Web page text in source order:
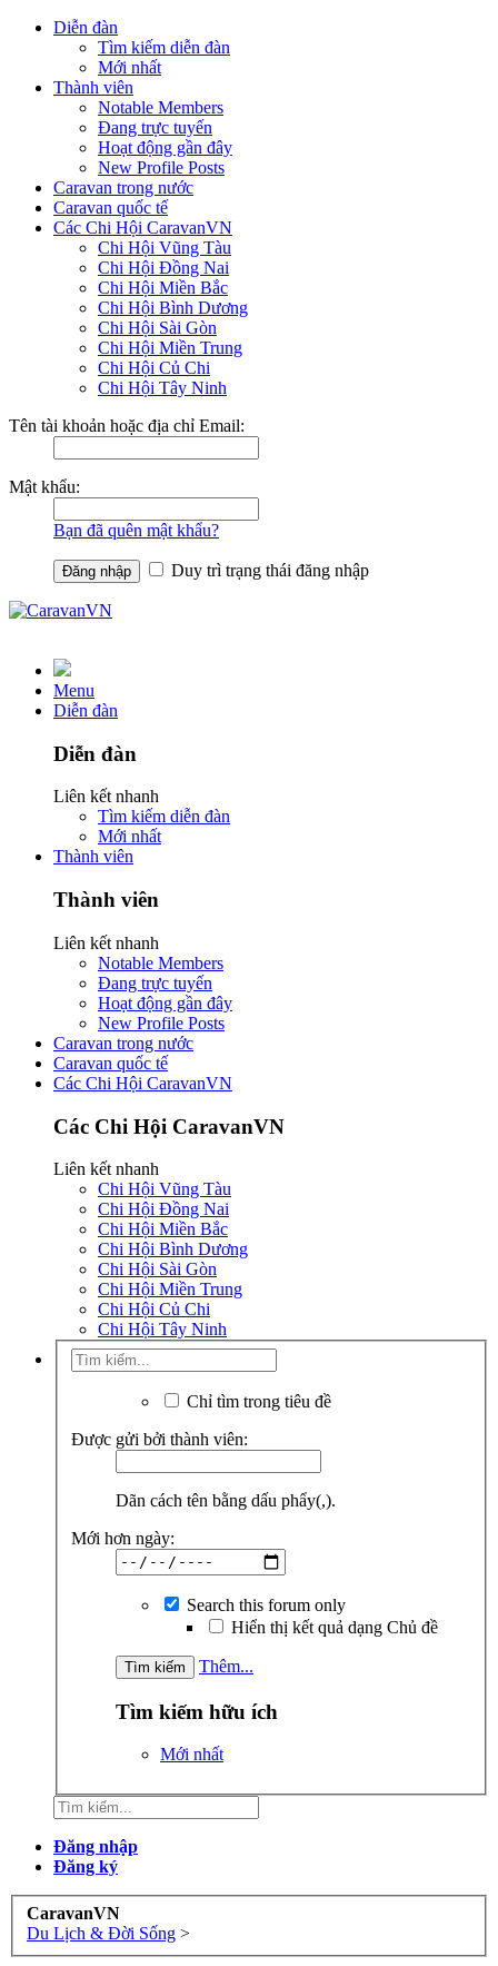
Diễn đàn
Tìm kiếm diễn đàn
Mới nhất
Thành viên
Notable Members
Đang trực tuyến
Hoạt động gần đây
New Profile Posts
Caravan trong nước
Caravan quốc tế
Các Chi Hội CaravanVN
Chi Hội Vũng Tàu
Chi Hội Đồng Nai
Chi Hội Miền Bắc
Chi Hội Bình Dương
Chi Hội Sài Gòn
Chi Hội Miền Trung
Chi Hội Củ Chi
Chi Hội Tây Ninh
Tên tài khoản hoặc địa chỉ Email:
Mật khẩu:
Bạn đã quên mật khẩu?
Duy trì trạng thái đăng nhập
Menu
Diễn đàn
Diễn đàn
Liên kết nhanh
Tìm kiếm diễn đàn
Mới nhất
Thành viên
Thành viên
Liên kết nhanh
Notable Members
Đang trực tuyến
Hoạt động gần đây
New Profile Posts
Caravan trong nước
Caravan quốc tế
Các Chi Hội CaravanVN
Các Chi Hội CaravanVN
Liên kết nhanh
Chi Hội Vũng Tàu
Chi Hội Đồng Nai
Chi Hội Miền Bắc
Chi Hội Bình Dương
Chi Hội Sài Gòn
Chi Hội Miền Trung
Chi Hội Củ Chi
Chi Hội Tây Ninh
Chỉ tìm trong tiêu đề
Được gửi bởi thành viên:
Dãn cách tên bằng dấu phẩy(,).
Mới hơn ngày:
Search this forum only
Hiển thị kết quả dạng Chủ đề
Thêm...
Tìm kiếm hữu ích
Mới nhất
Đăng nhập
Đăng ký
CaravanVN
Du Lịch & Đời Sống >